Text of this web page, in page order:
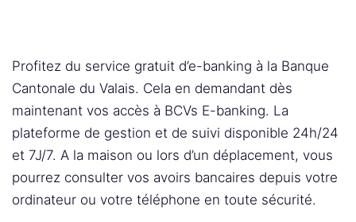
Profitez du service gratuit d’e-banking à la Banque
Cantonale du Valais. Cela en demandant dès
maintenant vos accès à BCVs E-banking. La
plateforme de gestion et de suivi disponible 24h/24
et 7J/7. A la maison ou lors d’un déplacement, vous
pourrez consulter vos avoirs bancaires depuis votre
ordinateur ou votre téléphone en toute sécurité.